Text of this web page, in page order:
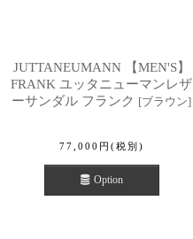
JUTTANEUMANN 【MEN'S】
FRANK ユッタニューマンレザ
ーサンダル フランク [ブラウン]
77,000 円 (税別)
Option